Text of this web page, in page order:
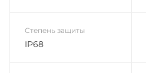
Степень защиты
IP68